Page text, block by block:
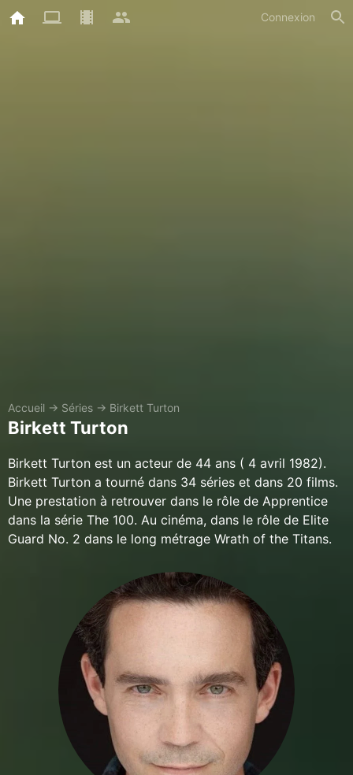
Connexion
Accueil → Séries → Birkett Turton
Birkett Turton
Birkett Turton est un acteur de 44 ans ( 4 avril 1982).
Birkett Turton a tourné dans 34 séries et dans 20 films.
Une prestation à retrouver dans le rôle de Apprentice
dans la série The 100. Au cinéma, dans le rôle de Elite
Guard No. 2 dans le long métrage Wrath of the Titans.